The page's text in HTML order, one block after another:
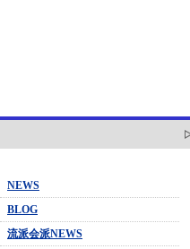
NEWS
BLOG
流派会派NEWS